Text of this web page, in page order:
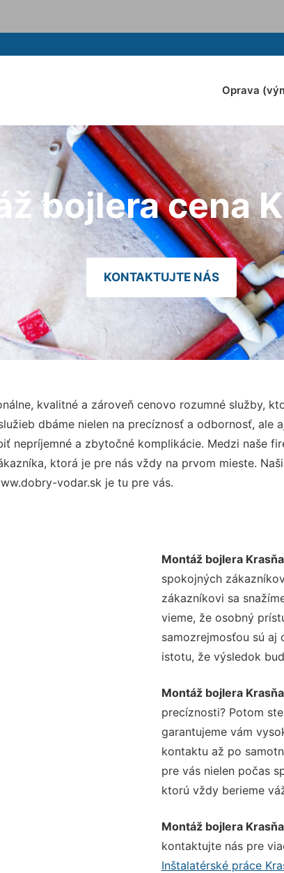
Oprava
bojlera cena
KONTAKTUJTE NÁS
kvalitné a zároveň cenovo rozumné služby,
dbáme nielen na precíznosť a odbornosť, ale
nepríjemné a zbytočné komplikácie. Medzi naše
ktorá je pre nás vždy na prvom mieste.
vodar.sk je tu pre vás.
Montáž bojlera
spokojných
zákazníkovi sa
vieme, že osobný
samozrejmosťou sú aj
istotu, že výsledok
Montáž bojlera
precíznosti? Potom
garantujeme vám
kontaktu až po
pre vás nielen počas
ktorú vždy berieme
Montáž bojlera
kontaktujte nás pre
Inštalatérské práce